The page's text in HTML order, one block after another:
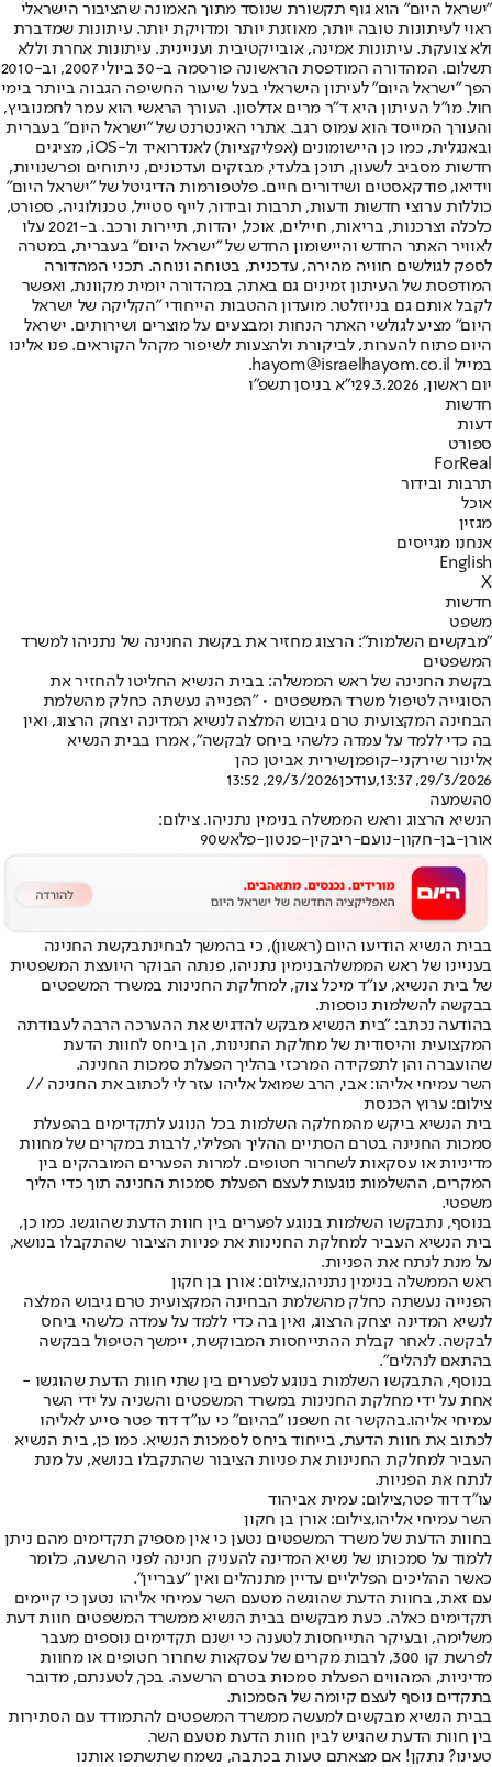
"ישראל היום" הוא גוף תקשורת שנוסד מתוך האמונה שהציבור הישראלי
ראוי לעיתונות טובה יותר, מאוזנת יותר ומדויקת יותר. עיתונות שמדברת
ולא צועקת. עיתונות אמינה, אובייקטיבית ועניינית. עיתונות אחרת וללא
תשלום. המהדורה המודפסת הראשונה פורסמה ב-30 ביולי 2007, וב-2010
הפך "ישראל היום" לעיתון הישראלי בעל שיעור החשיפה הגבוה ביותר בימי
חול. מו"ל העיתון היא ד"ר מרים אדלסון. העורך הראשי הוא עמר לחמנוביץ,
והעורך המייסד הוא עמוס רגב. אתרי האינטרנט של "ישראל היום" בעברית
ובאנגלית, כמו כן היישומונים (אפליקציות) לאנדרואיד ול-iOS, מציגים
חדשות מסביב לשעון, תוכן בלעדי, מבזקים ועדכונים, ניתוחים ופרשנויות,
וידיאו, פודקאסטים ושידורים חיים. פלטפורמות הדיגיטל של "ישראל היום"
כוללות ערוצי חדשות ודעות, תרבות ובידור, לייף סטייל, טכנולוגיה, ספורט,
כלכלה וצרכנות, בריאות, חיילים, אוכל, יהדות, תיירות ורכב. ב-2021 עלו
לאוויר האתר החדש והיישומון החדש של "ישראל היום" בעברית, במטרה
לספק לגולשים חוויה מהירה, עדכנית, בטוחה ונוחה. תכני המהדורה
המודפסת של העיתון זמינים גם באתר, במהדורה יומית מקוונת, ואפשר
לקבל אותם גם בניוזלטר. מועדון ההטבות הייחודי "הקליקה של ישראל
היום" מציע לגולשי האתר הנחות ומבצעים על מוצרים ושירותים. ישראל
היום פתוח להערות, לביקורת ולהצעות לשיפור מקהל הקוראים. פנו אלינו
במייל hayom@israelhayom.co.il.
יום ראשון, 29.3.2026
י"א בניסן תשפ"ו
חדשות
דעות
ספורט
ForReal
תרבות ובידור
אוכל
מגזין
אנחנו מגייסים
English
X
חדשות
משפט
"מבקשים השלמות": הרצוג מחזיר את בקשת החנינה של נתניהו למשרד
המשפטים
בקשת החנינה של ראש הממשלה: בבית הנשיא החליטו להחזיר את
הסוגייה לטיפול משרד המשפטים • "הפנייה נעשתה כחלק מהשלמת
הבחינה המקצועית טרם גיבוש המלצה לנשיא המדינה יצחק הרצוג, ואין
בה כדי ללמד על עמדה כלשהי ביחס לבקשה", אמרו בבית הנשיא
אלינור שירקני-קופמןשירית אביטן כהן
29/3/2026, 13:37
,עודכן29/3/2026, 13:52
0השמעה
הנשיא הרצוג וראש הממשלה בנימין נתניהו. צילום:
אורן-בן-חקון-נועם-ריבקין-פנטון-פלאש90
בבית הנשיא הודיעו היום (ראשון), כי בהמשך לבחינתבקשת החנינה
בעניינו של ראש הממשלהבנימין נתניהו, פנתה הבוקר היועצת המשפטית
של בית הנשיא, עו״ד מיכל צוק, למחלקת החנינות במשרד המשפטים
בבקשה להשלמות נוספות.
בהודעה נכתב: "בית הנשיא מבקש להדגיש את ההערכה הרבה לעבודתה
המקצועית והיסודית של מחלקת החנינות, הן ביחס לחוות הדעת
שהועברה והן לתפקידה המרכזי בהליך הפעלת סמכות החנינה.
השר עמיחי אליהו: אבי, הרב שמואל אליהו עזר לי לכתוב את החנינה //
צילום: ערוץ הכנסת
בית הנשיא ביקש מהמחלקה השלמות בכל הנוגע לתקדימים בהפעלת
סמכות החנינה בטרם הסתיים ההליך הפלילי, לרבות במקרים של מחוות
מדיניות או עסקאות לשחרור חטופים. למרות הפערים המובהקים בין
המקרים, ההשלמות נוגעות לעצם הפעלת סמכות החנינה תוך כדי הליך
משפטי.
בנוסף, נתבקשו השלמות בנוגע לפערים בין חוות הדעת שהוגשו. כמו כן,
בית הנשיא העביר למחלקת החנינות את פניות הציבור שהתקבלו בנושא,
על מנת לנתח את הפניות.
ראש הממשלה בנימין נתניהו,צילום: אורן בן חקון
הפנייה נעשתה כחלק מהשלמת הבחינה המקצועית טרם גיבוש המלצה
לנשיא המדינה יצחק הרצוג, ואין בה כדי ללמד על עמדה כלשהי ביחס
לבקשה. לאחר קבלת ההתייחסות המבוקשת, יימשך הטיפול בבקשה
בהתאם לנהלים".
‏בנוסף, התבקשו השלמות בנוגע לפערים בין שתי חוות הדעת שהוגשו -
אחת על ידי מחלקת החנינות במשרד המשפטים והשניה על ידי השר
עמיחי אליהו.בהקשר זה חשפנו ״בהיום״ כי עו״ד דוד פטר סייע לאליהו
לכתוב את חוות הדעת, בייחוד ביחס לסמכות הנשיא. כמו כן, בית הנשיא
העביר למחלקת החנינות את פניות הציבור שהתקבלו בנושא, על מנת
לנתח את הפניות.
עו"ד דוד פטר,צילום: עמית אביהוד
השר עמיחי אליהו,צילום: אורן בן חקון
בחוות הדעת של משרד המשפטים נטען כי אין מספיק תקדימים מהם ניתן
ללמוד על סמכותו של נשיא המדינה להעניק חנינה לפני הרשעה, כלומר
כאשר ההליכים הפליליים עדיין מתנהלים ואין "עבריין".
עם זאת, בחוות הדעת שהוגשה מטעם השר עמיחי אליהו נטען כי קיימים
תקדימים כאלה. כעת מבקשים בבית הנשיא ממשרד המשפטים חוות דעת
משלימה, ובעיקר התייחסות לטענה כי ישנם תקדימים נוספים מעבר
לפרשת קו 300, לרבות מקרים של עסקאות שחרור חטופים או מחוות
מדיניות, המהווים הפעלת סמכות בטרם הרשעה. בכך, לטענתם, מדובר
בתקדים נוסף לעצם קיומה של הסמכות.
בבית הנשיא מבקשים למעשה ממשרד המשפטים להתמודד עם הסתירות
בין חוות הדעת שהגיש לבין חוות הדעת מטעם השר.
טעינו? נתקן! אם מצאתם טעות בכתבה, נשמח שתשתפו אותנו